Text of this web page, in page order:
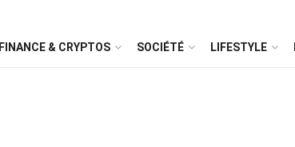
FINANCE & CRYPTOS SOCIÉTÉ LIFESTYLE